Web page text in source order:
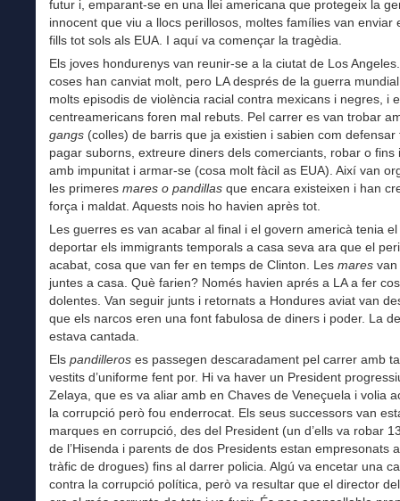
futur i, emparant-se en una llei americana que protegeix la
innocent que viu a llocs perillosos, moltes famílies van enviar
fills tot sols als EUA. I aquí va començar la tragèdia.
Els joves hondurenys van reunir-se a la ciutat de Los
coses han canviat molt, pero LA després de la guerra
molts episodis de violència racial contra mexicans i negres, i
centreamericans foren mal rebuts. Pel carrer es van trobar
gangs (colles) de barris que ja existien i sabien com defensar
pagar suborns, extreure diners dels comerciants, robar o fins
amb impunitat i armar-se (cosa molt fàcil as EUA). Així van
les primeres mares o pandillas que encara existeixen i han
força i maldat. Aquests nois ho havien après tot.
Les guerres es van acabar al final i el govern americà tenia
deportar els immigrants temporals a casa seva ara que el
acabat, cosa que van fer en temps de Clinton. Les mares
juntes a casa. Què farien? Només havien aprés a LA a fer
dolentes. Van seguir junts i retornats a Hondures aviat van
que els narcos eren una font fabulosa de diners i poder. La
estava cantada.
Els pandilleros es passegen descaradament pel carrer amb
vestits d’uniforme fent por. Hi va haver un President
Zelaya, que es va aliar amb en Chaves de Veneçuela i volia
la corrupció però fou enderrocat. Els seus successors van
marques en corrupció, des del President (un d’ells va robar
de l’Hisenda i parents de dos Presidents estan empresonats
tràfic de drogues) fins al darrer policia. Algú va encetar una
contra la corrupció política, però va resultar que el director